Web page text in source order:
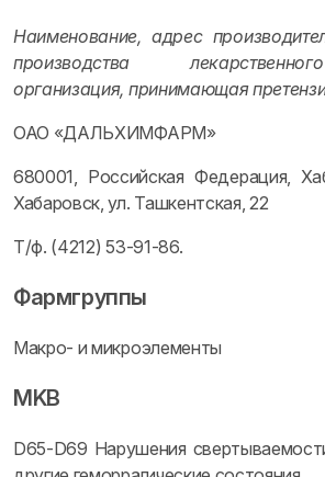
Наименование, адрес
производства
организация, принимающая
ОАО «ДАЛЬХИМФАРМ»
680001, Российская Федерация,
Хабаровск, ул. Ташкентская, 22
Т/ф. (4212) 53-91-86.
Фармгруппы
Макро- и микроэлементы
MKB
D65-D69 Нарушения